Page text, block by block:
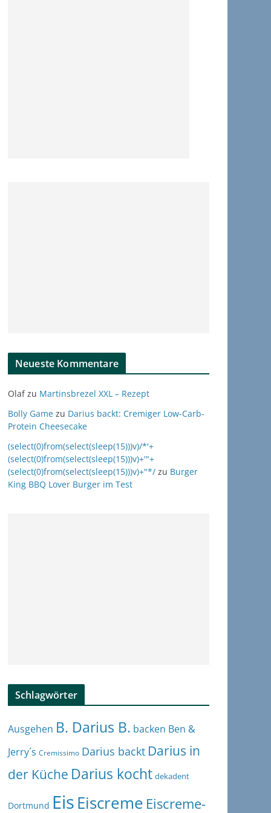
Neueste Kommentare
Olafzu Martinsbrezel XXL – Rezept
Bolly Game zu Darius backt: Cremiger Low-Carb-
Protein Cheesecake
(select(0)from(select(sleep(15)))v)/*'+
(select(0)from(select(sleep(15)))v)+'"+
(select(0)from(select(sleep(15)))v)+"*/ zu Burger
King BBQ Lover Burger im Test
Schlagwörter
Ausgehen B. Darius B. backen Ben &
Jerry´s Cremissimo Darius backt Darius in
der Küche Darius kocht dekadent
Dortmund EisEiscreme Eiscreme-